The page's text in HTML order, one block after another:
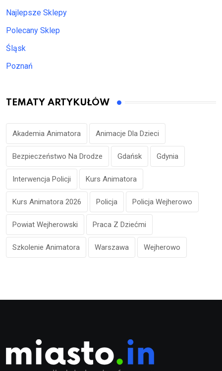
Najlepsze Sklepy
Polecany Sklep
Śląsk
Poznań
TEMATY ARTYKUŁÓW
Akademia Animatora Animacje Dla Dzieci
Bezpieczeństwo Na Drodze Gdańsk Gdynia
Interwencja Policji Kurs Animatora
Kurs Animatora 2026 Policja Policja Wejherowo
Powiat Wejherowski Praca Z Dziećmi
Szkolenie Animatora Warszawa Wejherowo